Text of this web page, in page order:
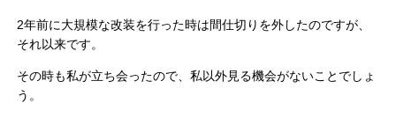
2年前に大規模な改装を行った時は間仕切りを外したのですが、
それ以来です。
その時も私が立ち会ったので、私以外見る機会がないことでしょ
う。